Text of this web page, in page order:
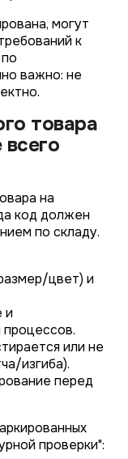
могут
к
важно: не
товара
на
код должен
по складу.
цвет) и
и
или не
изгиба).
перед
проверки":